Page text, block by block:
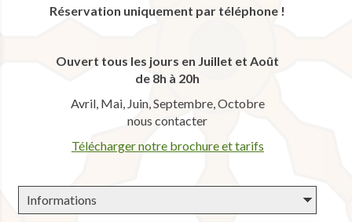
Réservation uniquement par téléphone !
Ouvert tous les jours en Juillet et Août
de 8h à 20h
Avril, Mai, Juin, Septembre, Octobre
nous contacter
Télécharger notre brochure et tarifs